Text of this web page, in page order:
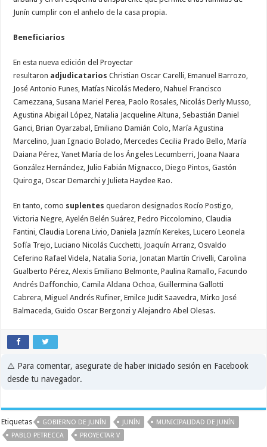
Junín cumplir con el anhelo de la casa propia.
Beneficiarios
En esta nueva edición del Proyectar
resultaron adjudicatarios Christian Oscar Carelli, Emanuel Barrozo,
José Antonio Funes, Matías Nicolás Medero, Nahuel Francisco
Camezzana, Susana Mariel Perea, Paolo Rosales, Nicolás Derly Musso,
Agustina Abigail López, Natalia Jacqueline Altuna, Sebastián Daniel
Ganci, Brian Oyarzabal, Emiliano Damián Colo, María Agustina
Marcelino, Juan Ignacio Bolado, Mercedes Cecilia Prado Bello, María
Daiana Pérez, Yanet María de los Ángeles Lecumberri, Joana Naara
González Hernández, Julio Fabián Mignacco, Diego Pintos, Gastón
Quiroga, Oscar Demarchi y Julieta Haydee Rao.
En tanto, como suplentes quedaron designados Rocío Postigo,
Victoria Negre, Ayelén Belén Suárez, Pedro Piccolomino, Claudia
Fantini, Claudia Lorena Livio, Daniela Jazmín Kerekes, Lucero Leonela
Sofía Trejo, Luciano Nicolás Cucchetti, Joaquín Arranz, Osvaldo
Ceferino Rafael Videla, Natalia Soria, Jonatan Martín Crivelli, Carolina
Gualberto Pérez, Alexis Emiliano Belmonte, Paulina Ramallo, Facundo
Andrés Daffonchio, Camila Aldana Ochoa, Guillermina Gallotti
Cabrera, Miguel Andrés Rufiner, Emilce Judit Saavedra, Mirko José
Balmaceda, Guido Oscar Bergonzi y Alejandro Abel Olesas.
⚠️ Para comentar, asegurate de haber iniciado sesión en Facebook
desde tu navegador.
Etiquetas GOBIERNO DE JUNÍN JUNÍN
MUNICIPALIDAD DE JUNÍN
PABLO PETRECCA
PROYECTAR V